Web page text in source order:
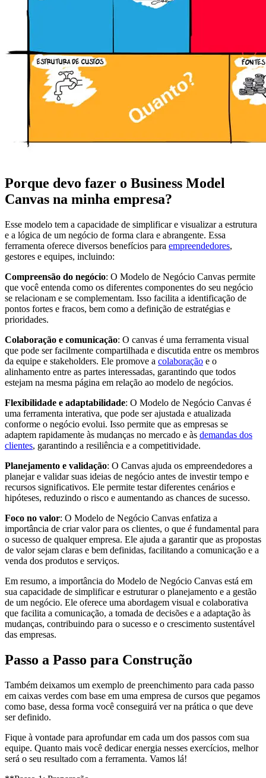
Porque devo fazer o Business Model
Canvas na minha empresa?
Esse modelo tem a capacidade de simplificar e visualizar a estrutura
e a lógica de um negócio de forma clara e abrangente. Essa
ferramenta oferece diversos benefícios para empreendedores,
gestores e equipes, incluindo:
Compreensão do negócio: O Modelo de Negócio Canvas permite
que você entenda como os diferentes componentes do seu negócio
se relacionam e se complementam. Isso facilita a identificação de
pontos fortes e fracos, bem como a definição de estratégias e
prioridades.
Colaboração e comunicação: O canvas é uma ferramenta visual
que pode ser facilmente compartilhada e discutida entre os membros
da equipe e stakeholders. Ele promove a colaboração e o
alinhamento entre as partes interessadas, garantindo que todos
estejam na mesma página em relação ao modelo de negócios.
Flexibilidade e adaptabilidade: O Modelo de Negócio Canvas é
uma ferramenta interativa, que pode ser ajustada e atualizada
conforme o negócio evolui. Isso permite que as empresas se
adaptem rapidamente às mudanças no mercado e às demandas dos
clientes, garantindo a resiliência e a competitividade.
Planejamento e validação: O Canvas ajuda os empreendedores a
planejar e validar suas ideias de negócio antes de investir tempo e
recursos significativos. Ele permite testar diferentes cenários e
hipóteses, reduzindo o risco e aumentando as chances de sucesso.
Foco no valor: O Modelo de Negócio Canvas enfatiza a
importância de criar valor para os clientes, o que é fundamental para
o sucesso de qualquer empresa. Ele ajuda a garantir que as propostas
de valor sejam claras e bem definidas, facilitando a comunicação e a
venda dos produtos e serviços.
Em resumo, a importância do Modelo de Negócio Canvas está em
sua capacidade de simplificar e estruturar o planejamento e a gestão
de um negócio. Ele oferece uma abordagem visual e colaborativa
que facilita a comunicação, a tomada de decisões e a adaptação às
mudanças, contribuindo para o sucesso e o crescimento sustentável
das empresas.
Passo a Passo para Construção
Também deixamos um exemplo de preenchimento para cada passo
em caixas verdes com base em uma empresa de cursos que pegamos
como base, dessa forma você conseguirá ver na prática o que deve
ser definido.
Fique à vontade para aprofundar em cada um dos passos com sua
equipe. Quanto mais você dedicar energia nesses exercícios, melhor
será o seu resultado com a ferramenta. Vamos lá!